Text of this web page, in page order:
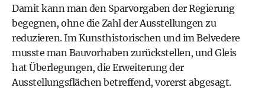
Damit kann man den Sparvorgaben der Regierung
begegnen, ohne die Zahl der Ausstellungen zu
reduzieren. Im Kunsthistorischen und im Belvedere
musste man Bauvorhaben zurückstellen, und Gleis
hat Überlegungen, die Erweiterung der
Ausstellungsflächen betreffend, vorerst abgesagt.